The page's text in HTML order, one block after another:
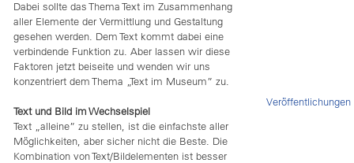
Dabei sollte das Thema Text im Zusammenhang
aller Elemente der Vermittlung und Gestaltung
gesehen werden. Dem Text kommt dabei eine
verbindende Funktion zu. Aber lassen wir diese
Faktoren jetzt beiseite und wenden wir uns
konzentriert dem Thema „Text im Museum” zu.
Text und Bild im Wechselspiel
Text „alleine” zu stellen, ist die einfachste aller
Möglichkeiten, aber sicher nicht die Beste. Die
Kombination von Text/Bildelementen ist besser
Veröffentlichungen